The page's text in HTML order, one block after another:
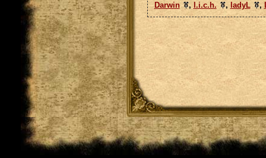
Darwin , l.i.c.h. , ladyL ,